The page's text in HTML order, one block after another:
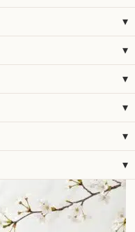
▾
▾
▾
▾
▾
▾